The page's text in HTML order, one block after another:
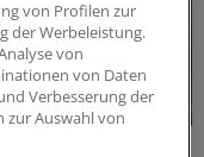
von Profilen zur
der Werbeleistung.
von
von Daten
Verbesserung der
zur Auswahl von